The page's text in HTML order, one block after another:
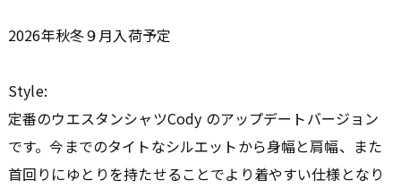
2026年秋冬９月入荷予定
Style:
定番のウエスタンシャツCody のアップデートバージョン
です。今までのタイトなシルエットから身幅と肩幅、また
首回りにゆとりを持たせることでより着やすい仕様となり